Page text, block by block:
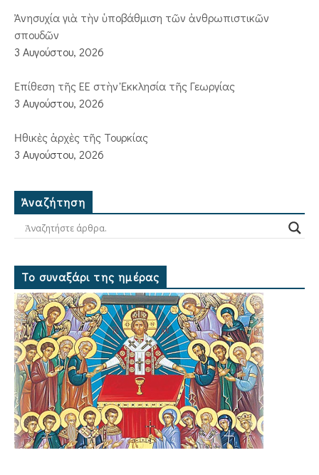
Ἀνησυχία γιὰ τὴν ὑποβάθμιση τῶν ἀνθρωπιστικῶν
σπουδῶν
3 Αυγούστου, 2026
Ἐπίθεση τῆς ΕΕ στὴν Ἐκκλησία τῆς Γεωργίας
3 Αυγούστου, 2026
Ἠθικὲς ἀρχὲς τῆς Τουρκίας
3 Αυγούστου, 2026
Ἀναζήτηση
Το συναξάρι της ημέρας